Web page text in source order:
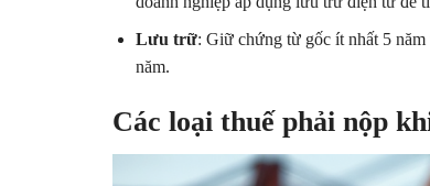
Lưu trữ: Giữ chứng từ gốc ít nhất 5
năm.
Các loại thuế phải nộp